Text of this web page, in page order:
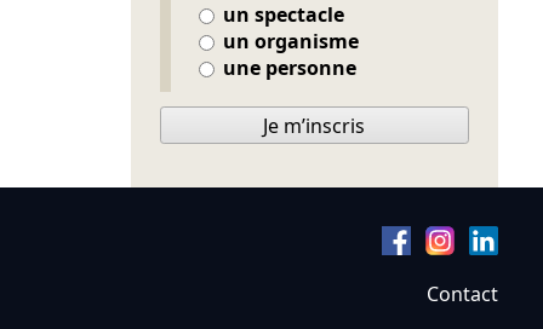
un spectacle
un organisme
une personne
Je m’inscris
Contact